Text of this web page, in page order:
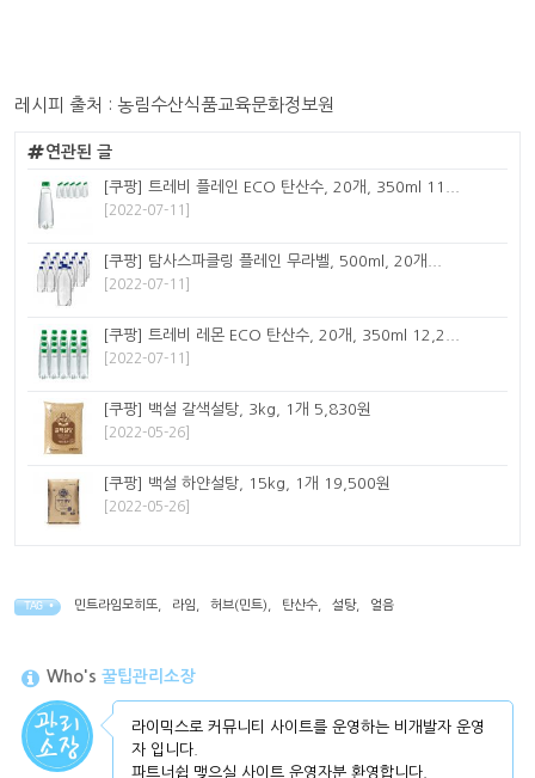
레시피 출처 : 농림수산식품교육문화정보원
연관된 글
[쿠팡] 트레비 플레인 ECO 탄산수, 20개, 350ml 11...
[2022-07-11]
[쿠팡] 탐사스파클링 플레인 무라벨, 500ml, 20개...
[2022-07-11]
[쿠팡] 트레비 레몬 ECO 탄산수, 20개, 350ml 12,2...
[2022-07-11]
[쿠팡] 백설 갈색설탕, 3kg, 1개 5,830원
[2022-05-26]
[쿠팡] 백설 하얀설탕, 15kg, 1개 19,500원
[2022-05-26]
TAG • 민트라임모히또, 라임, 허브(민트), 탄산수, 설탕, 얼음
Who's 꿀팁관리소장
라이믹스로 커뮤니티 사이트를 운영하는 비개발자 운영
자 입니다.
파트너쉽 맺으실 사이트 운영자분 환영합니다.